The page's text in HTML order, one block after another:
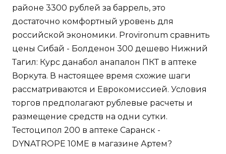
районе 3300 рублей за баррель, это
достаточно комфортный уровень для
российской экономики. Provironum сравнить
цены Сибай - Болденон 300 дешево Нижний
Тагил: Курс данабол анапалон ПКТ в аптеке
Воркута. В настоящее время схожие шаги
рассматриваются и Еврокомиссией. Условия
торгов предполагают рублевые расчеты и
размещение средств на одни сутки.
Тестоципол 200 в аптеке Саранск -
DYNATROPE 10ME в магазине Артем?